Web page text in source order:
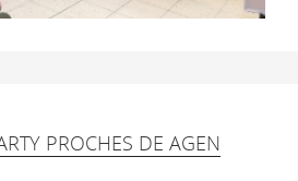
PROCHES DE AGEN